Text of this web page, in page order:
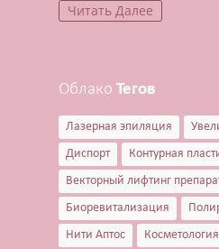
Читать Далее
Облако Тегов
Лазерная эпиляция
Диспорт
Контурная
Векторный лифтинг
Биоревитализация
Нити Аптос